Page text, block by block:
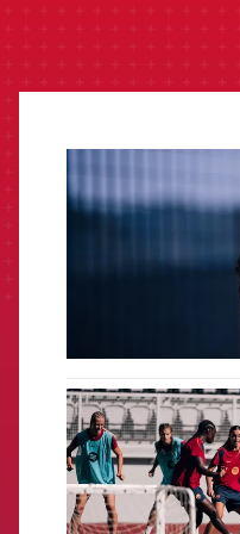
FCB Barcelona badge